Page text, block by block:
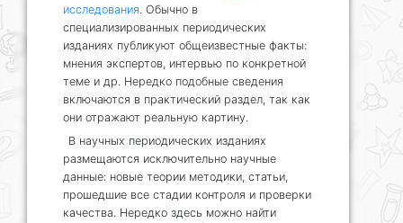
исследования. Обычно в
специализированных периодических
изданиях публикуют общеизвестные факты:
мнения экспертов, интервью по конкретной
теме и др. Нередко подобные сведения
включаются в практический раздел, так как
они отражают реальную картину.
В научных периодических изданиях
размещаются исключительно научные
данные: новые теории методики, статьи,
прошедшие все стадии контроля и проверки
качества. Нередко здесь можно найти